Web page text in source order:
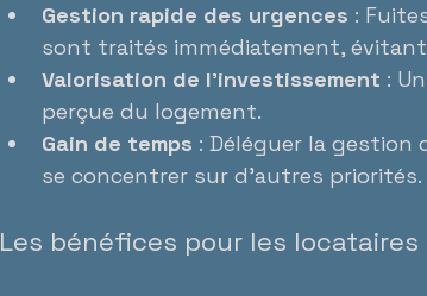
Gestion rapide des urgences :
sont traités immédiatement,
Valorisation de l’investissement :
perçue du logement.
Gain de temps : Déléguer la gestion
se concentrer sur d’autres priorités.
Les bénéfices pour les locataires